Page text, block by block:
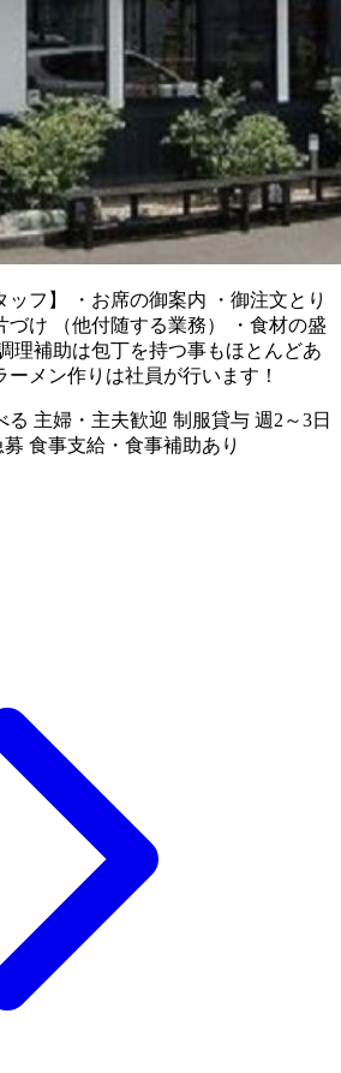
ッフ】 ・お席の御案内 ・御注文とり
づけ （他付随する業務） ・食材の盛
理補助は包丁を持つ事もほとんどあ
メン作りは社員が行います！
る 主婦・主夫歓迎 制服貸与 週2～3日
募 食事支給・食事補助あり